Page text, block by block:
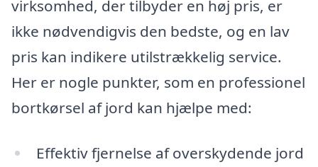
virksomhed, der tilbyder en høj pris, er
ikke nødvendigvis den bedste, og en lav
pris kan indikere utilstrækkelig service.
Her er nogle punkter, som en professionel
bortkørsel af jord kan hjælpe med:
Effektiv fjernelse af overskydende jord